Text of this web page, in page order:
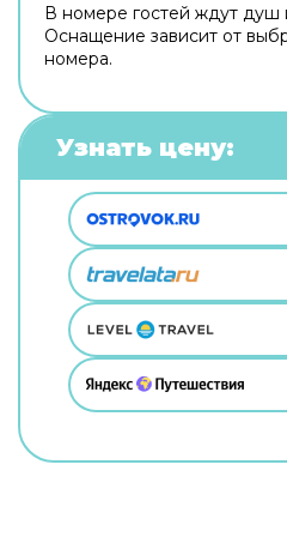
В номере гостей ждут душ
Оснащение зависит от
номера.
Узнать цену: